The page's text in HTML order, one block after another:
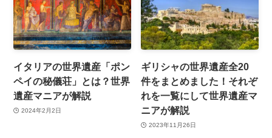
イタリアの世界遺産「ポン
ペイの秘儀荘」とは？世界
遺産マニアが解説
2024年2月2日
ギリシャの世界遺産全20
件をまとめました！それぞ
れを一覧にして世界遺産マ
ニアが解説
2023年11月26日